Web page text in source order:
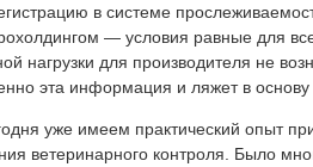
в системе
— условия равные для
нагрузки для производителя не
эта информация и ляжет в
уже имеем практический опыт
ветеринарного контроля. Было